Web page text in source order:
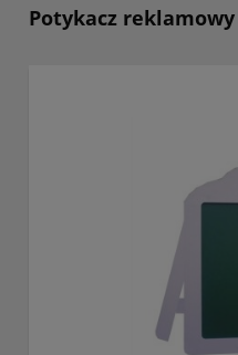
Potykacz